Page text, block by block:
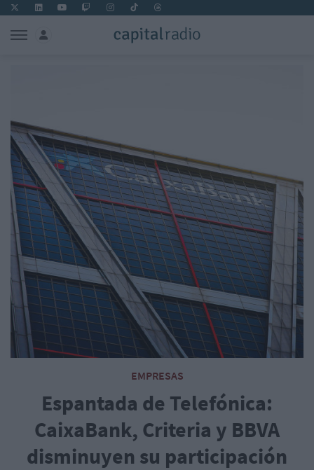
EMPRESAS
Espantada de Telefónica:
CaixaBank, Criteria y BBVA
disminuyen su participación